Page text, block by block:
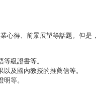
心得、前景展望等話題。但是，
級證書等。
及國內教授的推薦信等。
等。